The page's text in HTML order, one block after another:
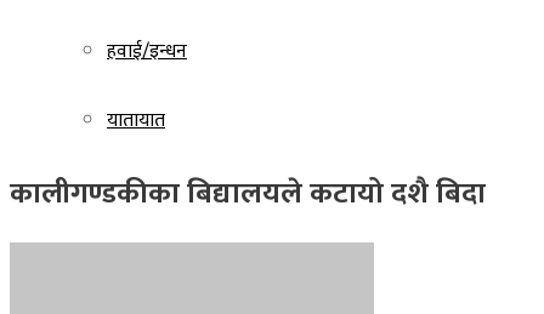
हवाई/इन्धन
यातायात
कालीगण्डकीका बिद्यालयले कटायो दशै बिदा